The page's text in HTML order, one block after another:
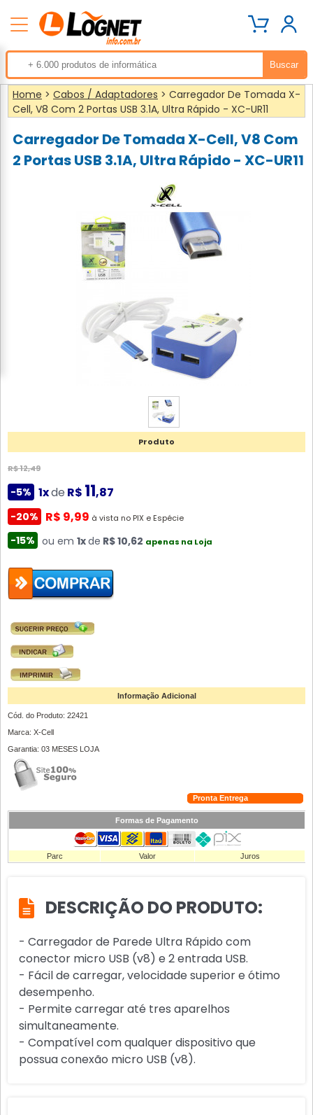
Home > Cabos / Adaptadores > Carregador De Tomada X-
Cell, V8 Com 2 Portas USB 3.1A, Ultra Rápido - XC-UR11
Carregador De Tomada X-Cell, V8 Com
2 Portas USB 3.1A, Ultra Rápido - XC-UR11
Produto
R$ 12,49
-5% 1xde R$ 11,87
-20% R$ 9,99 à vista no PIX e Espécie
-15% ou em 1xde R$ 10,62 apenas na Loja
Informação Adicional
Cód. do Produto: 22421
Marca: X-Cell
Garantia: 03 MESES LOJA
Pronta Entrega
Formas de Pagamento
Parc Valor Juros
DESCRIÇÃO DO PRODUTO:
- Carregador de Parede Ultra Rápido com
conector micro USB (v8) e 2 entrada USB.
- Fácil de carregar, velocidade superior e ótimo
desempenho.
- Permite carregar até tres aparelhos
simultaneamente.
- Compatível com qualquer dispositivo que
possua conexão micro USB (v8).